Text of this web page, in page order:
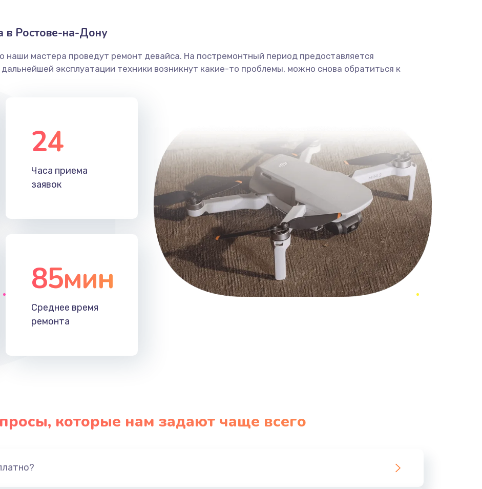
в Ростове-на-Дону
наши мастера проведут ремонт девайса. На постремонтный период предоставляется
эксплуатации техники возникнут какие-то проблемы, можно снова обратиться к
24
Часа приема
заявок
85мин
Среднее время
ремонта
которые нам задают чаще всего